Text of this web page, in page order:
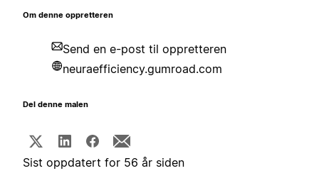
Om denne oppretteren
Send en e-post til oppretteren
neuraefficiency.gumroad.com
Del denne malen
Sist oppdatert for 56 år siden